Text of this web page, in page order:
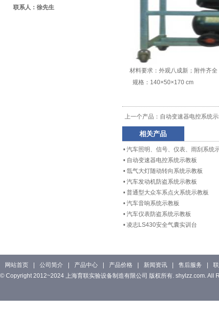
材料要求：外观八成新；附件齐全
规格：140×50×170 cm
上一个产品： 自动变速器电控系统
相关产品
• 汽车照明、信号、仪表、雨刮系统
• 自动变速器电控系统示教板
• 氙气大灯随动转向系统示教板
• 汽车发动机防盗系统示教板
• 普通型大众车系点火系统示教板
• 汽车音响系统示教板
• 汽车仪表防盗系统示教板
• 凌志LS430安全气囊实训台
联系人：徐先生
网站首页 公司简介 产品中心 产品价格 新闻资讯 售后服务
© Copyright 2012~2024 上海育联实验设备制造有限公司 版权所有. shylzz.com. All